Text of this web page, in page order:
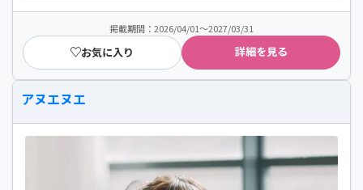
掲載期間：2026/04/01～2027/03/31
お気に入り 詳細を見る
アヌエヌエ